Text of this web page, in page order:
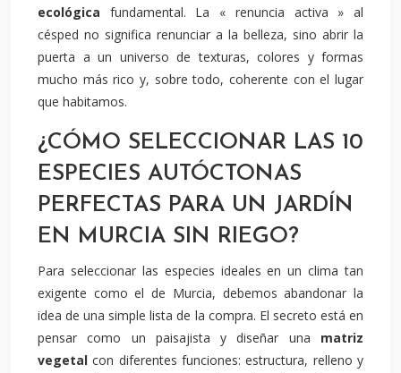
ecológica fundamental. La « renuncia activa » al
césped no significa renunciar a la belleza, sino abrir la
puerta a un universo de texturas, colores y formas
mucho más rico y, sobre todo, coherente con el lugar
que habitamos.
¿CÓMO SELECCIONAR LAS 10
ESPECIES AUTÓCTONAS
PERFECTAS PARA UN JARDÍN
EN MURCIA SIN RIEGO?
Para seleccionar las especies ideales en un clima tan
exigente como el de Murcia, debemos abandonar la
idea de una simple lista de la compra. El secreto está en
pensar como un paisajista y diseñar una matriz
vegetal con diferentes funciones: estructura, relleno y